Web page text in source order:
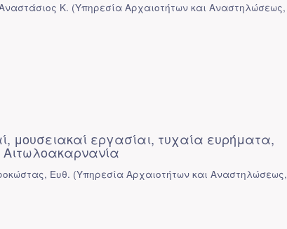
Κ. (Υπηρεσία Αρχαιοτήτων και Αναστηλώσεως,
μουσειακαί εργασίαι, τυχαία ευρήματα,
Ευθ. (Υπηρεσία Αρχαιοτήτων και Αναστηλώσεως,